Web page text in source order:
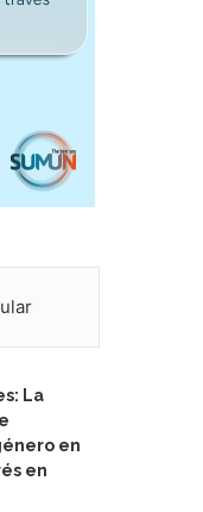
La
en
en